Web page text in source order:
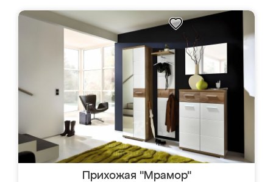
Прихожая "Мрамор"